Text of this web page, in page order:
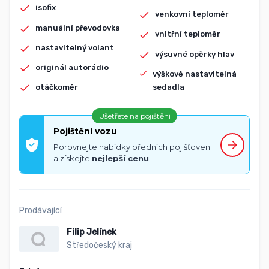
isofix
manuální převodovka
nastavitelný volant
originál autorádio
otáčkoměr
venkovní teploměr
vnitřní teploměr
výsuvné opěrky hlav
výškově nastavitelná
sedadla
Ušetřete na pojištění
Pojištění vozu
Porovnejte nabídky předních pojišťoven
a získejte nejlepší cenu
Prodávající
Filip Jelínek
Středočeský kraj